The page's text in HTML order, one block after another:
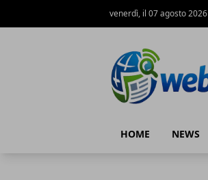
venerdì, il 07 agosto 2026
HOME NEWS